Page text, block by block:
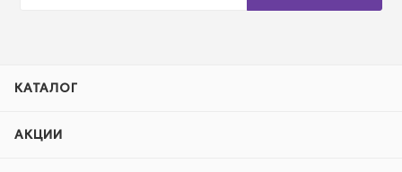
КАТАЛОГ
АКЦИИ